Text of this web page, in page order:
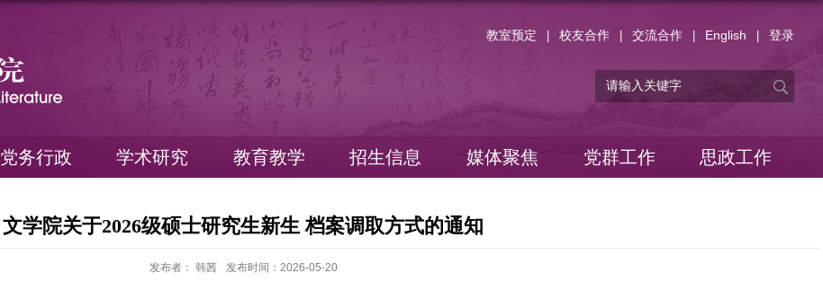
教室预定 校友合作 交流合作 English 登录
党务行政 学术研究 教育教学 招生信息 媒体聚焦 党群工作 思政工作
文学院关于2026级硕士研究生新生 档案调取方式的通知
发布者： 韩茜 发布时间：2026-05-20